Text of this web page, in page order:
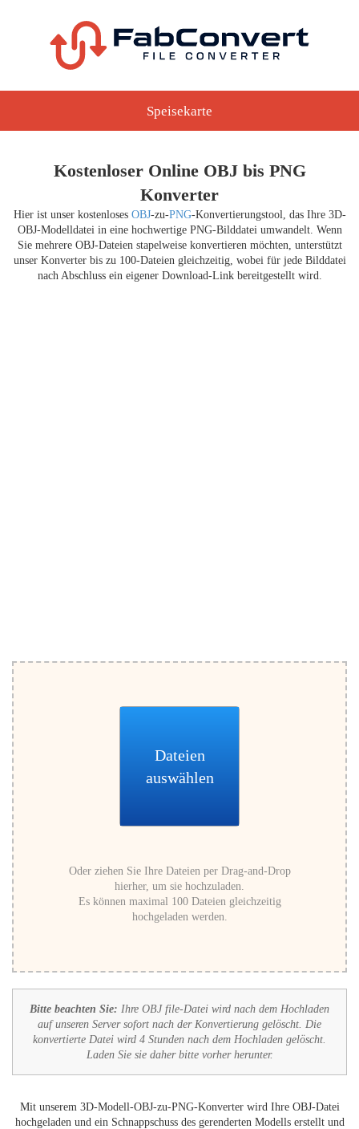
Speisekarte
Kostenloser Online OBJ bis PNG
Konverter
Hier ist unser kostenloses OBJ-zu-PNG-Konvertierungstool, das Ihre 3D-
OBJ-Modelldatei in eine hochwertige PNG-Bilddatei umwandelt. Wenn
Sie mehrere OBJ-Dateien stapelweise konvertieren möchten, unterstützt
unser Konverter bis zu 100-Dateien gleichzeitig, wobei für jede Bilddatei
nach Abschluss ein eigener Download-Link bereitgestellt wird.
Dateien
auswählen
Oder ziehen Sie Ihre Dateien per Drag-and-Drop
hierher, um sie hochzuladen.
Es können maximal 100 Dateien gleichzeitig
hochgeladen werden.
Bitte beachten Sie: Ihre OBJ file-Datei wird nach dem Hochladen
auf unseren Server sofort nach der Konvertierung gelöscht. Die
konvertierte Datei wird 4 Stunden nach dem Hochladen gelöscht.
Laden Sie sie daher bitte vorher herunter.
Mit unserem 3D-Modell-OBJ-zu-PNG-Konverter wird Ihre OBJ-Datei
hochgeladen und ein Schnappschuss des gerenderten Modells erstellt und